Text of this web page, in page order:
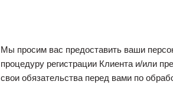
Мы просим вас предоставить ваши
процедуру регистрации Клиента и/или
свои обязательства перед вами по